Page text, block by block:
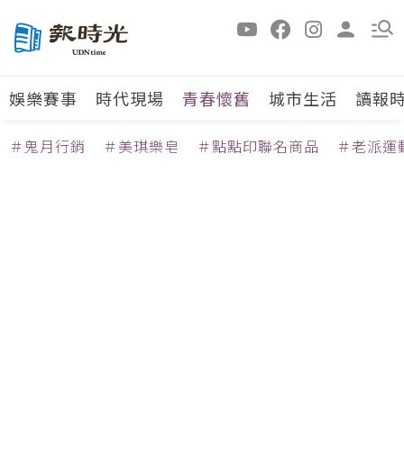
娛樂賽事 時代現場 青春懷舊 城市生活 讀報
＃鬼月行銷 ＃美琪樂皂 ＃點點印聯名商品 ＃老派運